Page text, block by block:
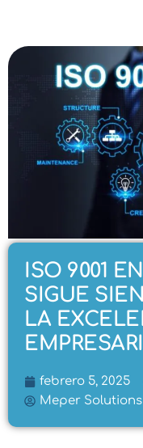
ISO 9001
SIGUE
LA
febrero 5, 2025
Meper Solutions